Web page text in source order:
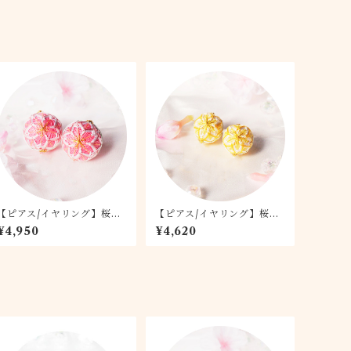
ピアス/イヤリング】桜て
り -桃桜- 2.0
【ピアス/イヤリング】桜て
まり -月桜- 1.5
¥4,620